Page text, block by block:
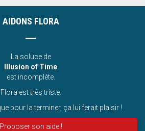
AIDONS FLORA
La soluce de
Illusion of Time
est incomplète.
Flora est très triste.
pour la terminer, ça lui ferait plaisir !
Proposer son aide !